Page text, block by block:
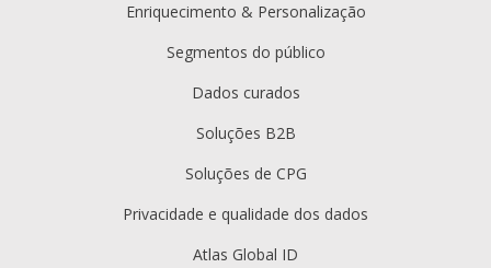
Enriquecimento & Personalização
Segmentos do público
Dados curados
Soluções B2B
Soluções de CPG
Privacidade e qualidade dos dados
Atlas Global ID